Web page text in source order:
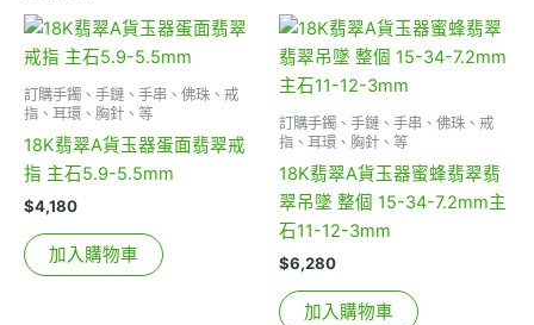
訂購手鐲、手鏈、手串、佛珠、戒
指、耳環、胸針、等
18K翡翠A貨玉器蛋面翡翠戒
指 主石5.9-5.5mm
$4,180
加入購物車
訂購手鐲、手鏈、手串、佛珠、戒
指、耳環、胸針、等
18K翡翠A貨玉器蜜蜂翡翠翡
翠吊墜 整個 15-34-7.2mm主
石11-12-3mm
$6,280
加入購物車